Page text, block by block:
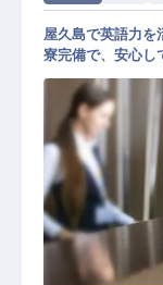
サービスス
け
屋久島で英語力を
寮完備で、安心し